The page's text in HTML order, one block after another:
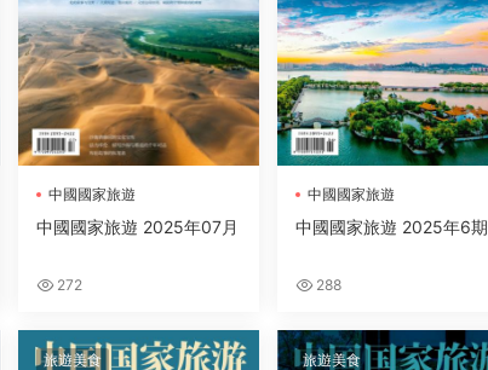
中國國家旅遊
中國國家旅遊 2025年07月
272
中國國家旅遊
中國國家旅遊 2025年6期
288
旅遊美食 旅遊美食